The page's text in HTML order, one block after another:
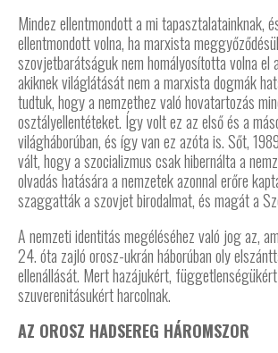
Mindez ellentmondott a mi tapasztalatainknak,
ellentmondott volna, ha marxista
szovjetbarátságuk nem homályosította volna el
akiknek világlátását nem a marxista dogmák
tudtuk, hogy a nemzethez való hovatartozás
osztályellentéteket. Így volt ez az első és a
világháborúban, és így van ez azóta is. Sőt,
vált, hogy a szocializmus csak hibernálta a
olvadás hatására a nemzetek azonnal erőre
szaggatták a szovjet birodalmat, és magát a
A nemzeti identitás megéléséhez való jog az,
24. óta zajló orosz-ukrán háborúban oly
ellenállását. Mert hazájukért,
szuverenitásukért harcolnak.
AZ OROSZ HADSEREG HÁROMSZOR